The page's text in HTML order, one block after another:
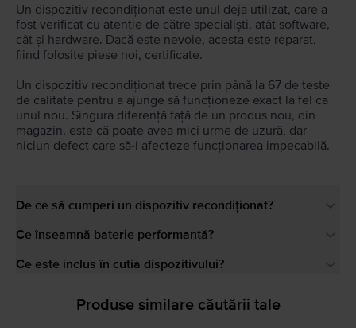
Un dispozitiv recondiționat este unul deja utilizat, care a
fost verificat cu atenție de către specialiști, atât software,
cât și hardware. Dacă este nevoie, acesta este reparat,
fiind folosite piese noi, certificate.
Un dispozitiv recondiționat trece prin până la 67 de teste
de calitate pentru a ajunge să funcționeze exact la fel ca
unul nou. Singura diferență față de un produs nou, din
magazin, este că poate avea mici urme de uzură, dar
niciun defect care să-i afecteze funcționarea impecabilă.
De ce să cumperi un dispozitiv recondiționat?
Ce înseamnă baterie performantă?
Ce este inclus în cutia dispozitivului?
Produse similare căutării tale